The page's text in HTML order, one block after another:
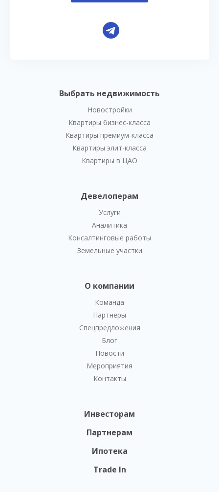
Выбрать недвижимость
Новостройки
Квартиры бизнес-класса
Квартиры премиум-класса
Квартиры элит-класса
Квартиры в ЦАО
Девелоперам
Услуги
Аналитика
Консалтинговые работы
Земельные участки
О компании
Команда
Партнеры
Спецпредложения
Блог
Новости
Мероприятия
Контакты
Инвесторам
Партнерам
Ипотека
Trade In